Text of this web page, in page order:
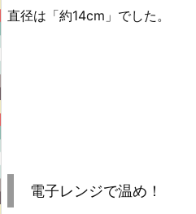
直径は「約14cm」でした。
電子レンジで温め！